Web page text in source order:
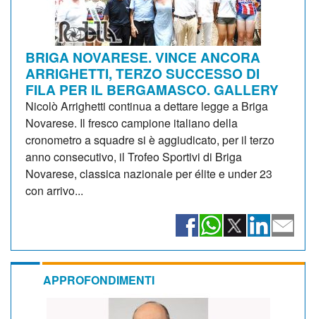
BRIGA NOVARESE. VINCE ANCORA
ARRIGHETTI, TERZO SUCCESSO DI
FILA PER IL BERGAMASCO. GALLERY
Nicolò Arrighetti continua a dettare legge a Briga
Novarese. Il fresco campione italiano della
cronometro a squadre si è aggiudicato, per il terzo
anno consecutivo, il Trofeo Sportivi di Briga
Novarese, classica nazionale per élite e under 23
con arrivo...
APPROFONDIMENTI